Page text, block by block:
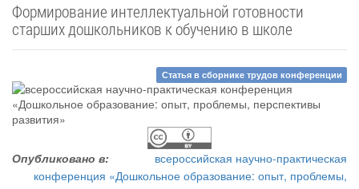
Формирование интеллектуальной готовности
старших дошкольников к обучению в школе
Статья в сборнике трудов конференции
Опубликовано в:
всероссийская научно-практическая
конференция «Дошкольное образование: опыт, проблемы,